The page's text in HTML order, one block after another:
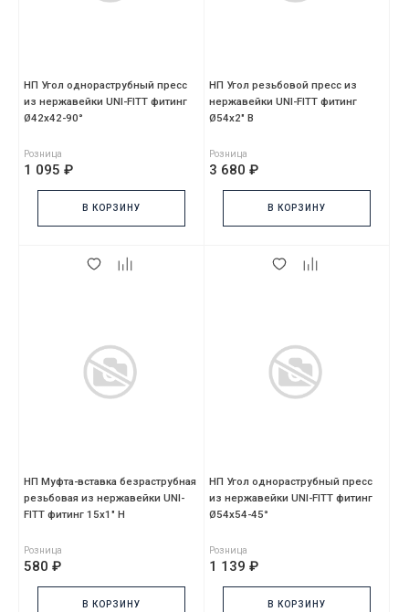
НП Угол однораструбный пресс
из нержавейки UNI-FITT фитинг
Ø42х42-90°
Розница
1 095 ₽
В КОРЗИНУ
НП Угол резьбовой пресс из
нержавейки UNI-FITT фитинг
Ø54x2" В
Розница
3 680 ₽
В КОРЗИНУ
НП Муфта-вставка безраструбная
резьбовая из нержавейки UNI-
FITT фитинг 15х1" Н
Розница
580 ₽
В КОРЗИНУ
НП Угол однораструбный пресс
из нержавейки UNI-FITT фитинг
Ø54х54-45°
Розница
1 139 ₽
В КОРЗИНУ